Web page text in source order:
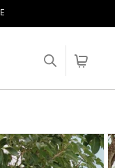
Carrinho